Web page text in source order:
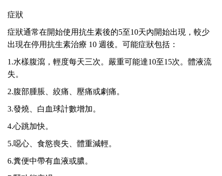
症狀
症狀通常在開始使用抗生素後的5至10天內開始出現， 較少
出現在停用抗生素治療 10 週後。 可能症狀包括：
1.水樣腹瀉，輕度每天三次。嚴重可能達10至15次。體液流
失。
2.腹部腫脹、絞痛、壓痛或劇痛。
3.發燒、白血球計數增加。
4.心跳加快。
5.噁心、食慾喪失、體重減輕。
6.糞便中帶有血液或膿。